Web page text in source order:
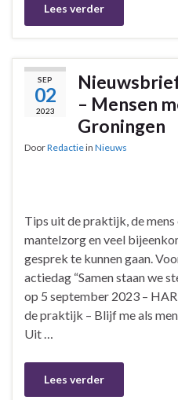
Lees verder
SEP
02
2023
– Mensen
Groningen
DoorRedactiein Nieuws
Tips uit de praktijk, de mens
mantelzorg en veel
gesprek te kunnen gaan.
actiedag “Samen staan we
op 5 september 2023 –
de praktijk – Blijf me als
Uit …
Lees verder